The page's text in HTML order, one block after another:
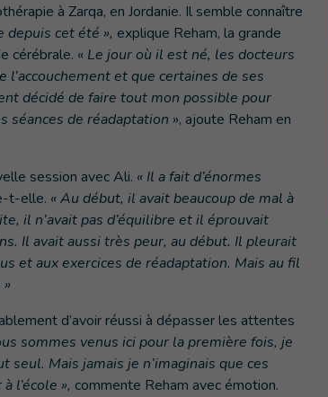
à Zarqa, en Jordanie. Il semble connaître
depuis cet été », explique Reham, la grande
cérébrale. « Le jour où il est né, les docteurs
l’accouchement et que certaines de ses
décidé de faire tout mon possible pour
séances de réadaptation », ajoute Reham en
session avec Ali. « Il a fait d’énormes
t-elle. « Au début, il avait beaucoup de mal à
il n’avait pas d’équilibre et il éprouvait
Il avait aussi très peur, au début. Il pleurait
et aux exercices de réadaptation. Mais au fil
d’avoir réussi à dépasser les attentes
sommes venus ici pour la première fois, je
Mais jamais je n’imaginais que ces
l’école », commente Reham avec émotion.